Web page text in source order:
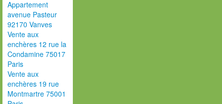
Appartement
avenue Pasteur
92170 Vanves
Vente aux
enchères 12 rue la
Condamine 75017
Paris
Vente aux
enchères 19 rue
Montmartre 75001